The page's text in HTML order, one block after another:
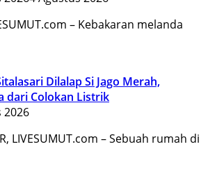
– Kebakaran melanda
Dilalap Si Jago Merah,
dari Colokan Listrik
2026
LIVESUMUT.com – Sebuah rumah di